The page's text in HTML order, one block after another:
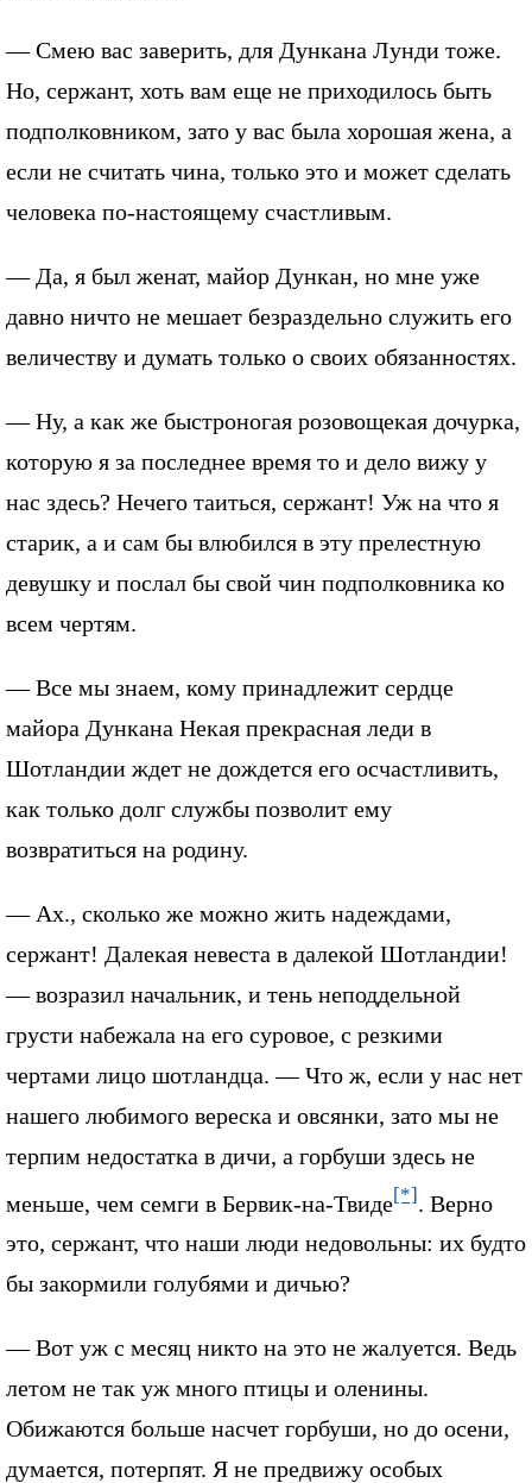
— Смею вас заверить, для Дункана Лунди тоже.
Но, сержант, хоть вам еще не приходилось быть
подполковником, зато у вас была хорошая жена, а
если не считать чина, только это и может сделать
человека по-настоящему счастливым.
— Да, я был женат, майор Дункан, но мне уже
давно ничто не мешает безраздельно служить его
величеству и думать только о своих обязанностях.
— Ну, а как же быстроногая розовощекая дочурка,
которую я за последнее время то и дело вижу у
нас здесь? Нечего таиться, сержант! Уж на что я
старик, а и сам бы влюбился в эту прелестную
девушку и послал бы свой чин подполковника ко
всем чертям.
— Все мы знаем, кому принадлежит сердце
майора Дункана Некая прекрасная леди в
Шотландии ждет не дождется его осчастливить,
как только долг службы позволит ему
возвратиться на родину.
— Ах., сколько же можно жить надеждами,
сержант! Далекая невеста в далекой Шотландии!
— возразил начальник, и тень неподдельной
грусти набежала на его суровое, с резкими
чертами лицо шотландца. — Что ж, если у нас нет
нашего любимого вереска и овсянки, зато мы не
терпим недостатка в дичи, а горбуши здесь не
меньше, чем семги в Бервик-на-Твиде[*]
. Верно
это, сержант, что наши люди недовольны: их будто
бы закормили голубями и дичью?
— Вот уж с месяц никто на это не жалуется. Ведь
летом не так уж много птицы и оленины.
Обижаются больше насчет горбуши, но до осени,
думается, потерпят. Я не предвижу особых